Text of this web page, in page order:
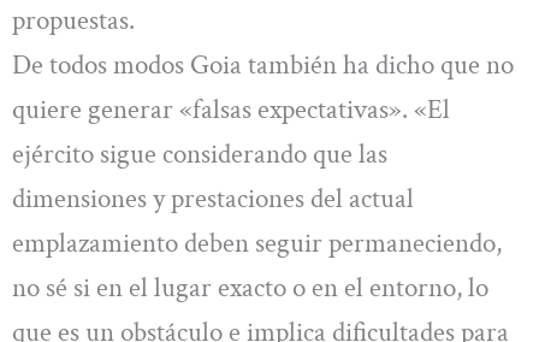
propuestas.
De todos modos Goia también ha dicho que no
quiere generar «falsas expectativas». «El
ejército sigue considerando que las
dimensiones y prestaciones del actual
emplazamiento deben seguir permaneciendo,
no sé si en el lugar exacto o en el entorno, lo
que es un obstáculo e implica dificultades para